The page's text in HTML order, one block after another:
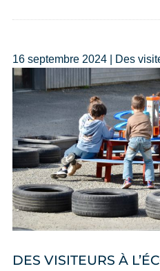
16 septembre 2024 | Des
DES VISITEURS À